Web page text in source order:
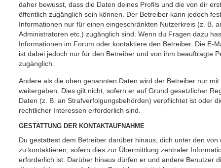
daher bewusst, dass die Daten deines Profils und die von dir
öffentlich zugänglich sein können. Der Betreiber kann jedoch
Informationen nur für einen eingeschränkten Nutzerkreis (z. B.
Administratoren etc.) zugänglich sind. Wenn du Fragen dazu
Informationen im Forum oder kontaktiere den Betreiber. Die E-
ist dabei jedoch nur für den Betreiber und von ihm beauftragte
zugänglich.
Andere als die oben genannten Daten wird der Betreiber nur
weitergeben. Dies gilt nicht, sofern er auf Grund gesetzlicher
Daten (z. B. an Strafverfolgungsbehörden) verpflichtet ist oder
rechtlicher Interessen erforderlich sind.
GESTATTUNG DER KONTAKTAUFNAHME
Du gestattest dem Betreiber darüber hinaus, dich unter den
zu kontaktieren, sofern dies zur Übermittlung zentraler
erforderlich ist. Darüber hinaus dürfen er und andere Benutzer